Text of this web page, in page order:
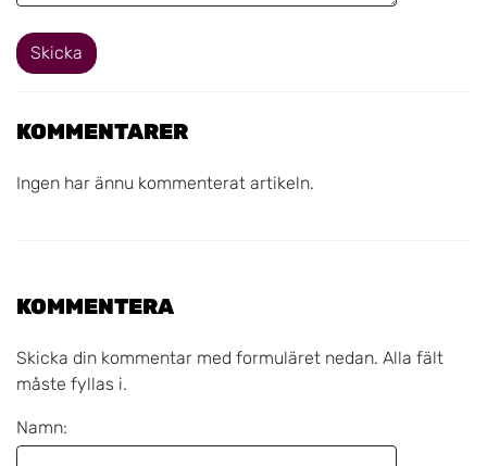
Skicka
KOMMENTARER
Ingen har ännu kommenterat artikeln.
KOMMENTERA
Skicka din kommentar med formuläret nedan. Alla fält
måste fyllas i.
Namn: